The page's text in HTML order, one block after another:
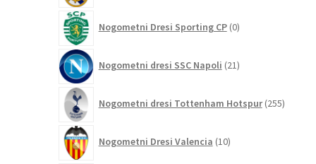
Nogometni Dresi Sporting CP 0izdelkov
Nogometni dresi SSC Napoli 21izdelkov
Nogometni dresi Tottenham Hotspur 255
Nogometni Dresi Valencia 10izdelkov